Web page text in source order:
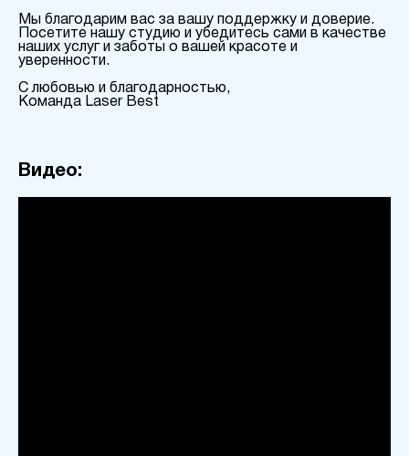
Мы благодарим вас за вашу поддержку и доверие.
Посетите нашу студию и убедитесь сами в качестве
наших услуг и заботы о вашей красоте и
уверенности.
С любовью и благодарностью,
Команда Laser Best
Видео: